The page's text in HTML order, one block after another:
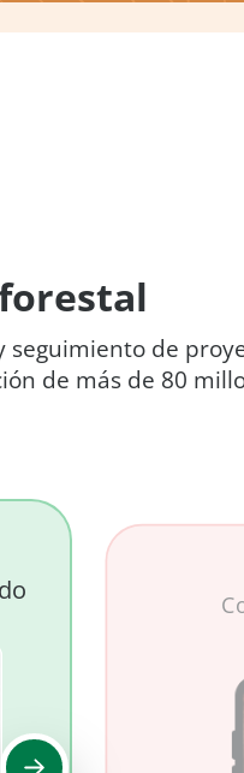
de
de más de 80